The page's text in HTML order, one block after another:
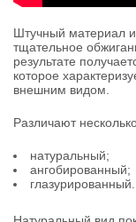
Штучный материал
тщательное
результате
которое
внешним видом.
Различают
натуральный;
ангобированный;
глазурированный.